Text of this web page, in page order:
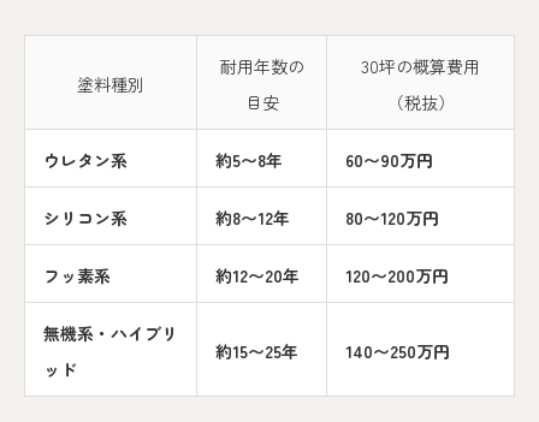
塗料種別
耐用年数の
目安
30坪の概算費用
（税抜）
ウレタン系 約5〜8年 60〜90万円
シリコン系 約8〜12年 80〜120万円
フッ素系 約12〜20年 120〜200万円
無機系・ハイブリ
ッド
約15〜25年 140〜250万円